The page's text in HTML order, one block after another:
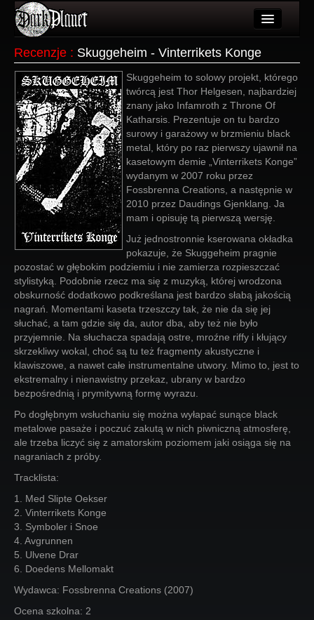
Użytkownicy
Wydarzenia
Galeria
Forum
Więcej
Login
Recenzje : Skuggeheim - Vinterrikets Konge
Skuggeheim to solowy projekt, którego
twórcą jest Thor Helgesen, najbardziej
znany jako Infamroth z Throne Of
Katharsis. Prezentuje on tu bardzo
surowy i garażowy w brzmieniu black
metal, który po raz pierwszy ujawnił na
kasetowym demie „Vinterrikets Konge”
wydanym w 2007 roku przez
Fossbrenna Creations, a następnie w
2010 przez Daudings Gjenklang. Ja
mam i opisuję tą pierwszą wersję.
Już jednostronnie kserowana okładka
pokazuje, że Skuggeheim pragnie
pozostać w głębokim podziemiu i nie zamierza rozpieszczać
stylistyką. Podobnie rzecz ma się z muzyką, której wrodzona
obskurność dodatkowo podkreślana jest bardzo słabą jakością
nagrań. Momentami kaseta trzeszczy tak, że nie da się jej
słuchać, a tam gdzie się da, autor dba, aby też nie było
przyjemnie. Na słuchacza spadają ostre, mroźne riffy i kłujący
skrzekliwy wokal, choć są tu też fragmenty akustyczne i
klawiszowe, a nawet całe instrumentalne utwory. Mimo to, jest to
ekstremalny i nienawistny przekaz, ubrany w bardzo
bezpośrednią i prymitywną formę wyrazu.
Po dogłębnym wsłuchaniu się można wyłapać sunące black
metalowe pasaże i poczuć zakutą w nich piwniczną atmosferę,
ale trzeba liczyć się z amatorskim poziomem jaki osiąga się na
nagraniach z próby.
Tracklista:
1. Med Slipte Oekser
2. Vinterrikets Konge
3. Symboler i Snoe
4. Avgrunnen
5. Ulvene Drar
6. Doedens Mellomakt
Wydawca: Fossbrenna Creations (2007)
Ocena szkolna: 2